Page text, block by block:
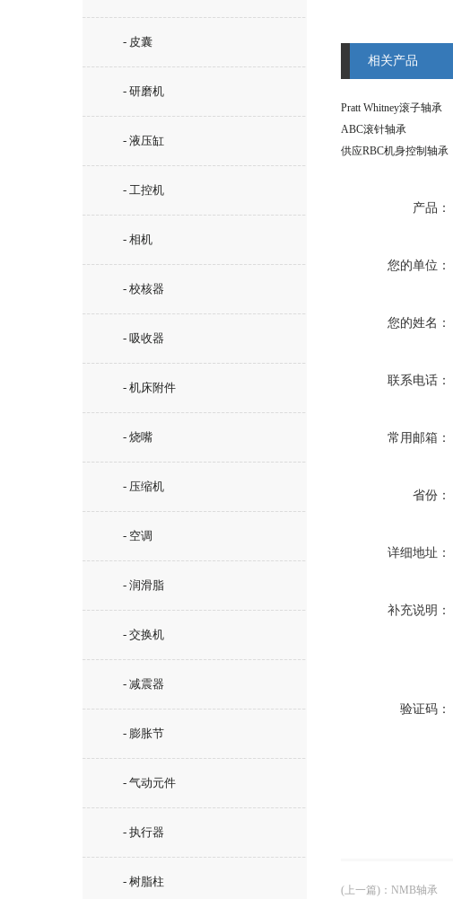
- 皮囊
- 研磨机
- 液压缸
- 工控机
- 相机
- 校核器
- 吸收器
- 机床附件
- 烧嘴
- 压缩机
- 空调
- 润滑脂
- 交换机
- 减震器
- 膨胀节
- 气动元件
- 执行器
- 树脂柱
相关产品
Pratt Whitney滚子轴承
ABC滚针轴承
供应RBC机身控制轴承
产品：
您的单位：
您的姓名：
联系电话：
常用邮箱：
省份：
详细地址：
补充说明：
验证码：
(上一篇) ： NMB轴承